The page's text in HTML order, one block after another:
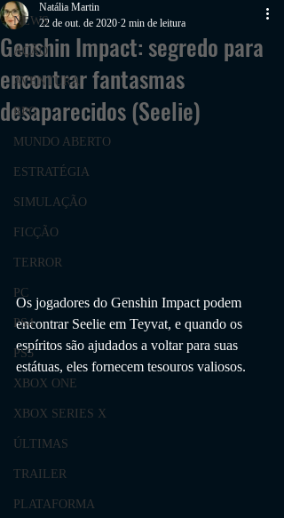
NEWS
AÇÃO
AVENTURA
RPG
MUNDO ABERTO
ESTRATÉGIA
SIMULAÇÃO
FICÇÃO
TERROR
PC
PS4
PS5
XBOX ONE
XBOX SERIES X
ÚLTIMAS
TRAILER
PLATAFORMA
Genshin Impact: segredo para
encontrar fantasmas
desaparecidos (Seelie)
Natália Martin
22 de out. de 2020 2 min de leitura
Os jogadores do Genshin Impact podem
encontrar Seelie em Teyvat, e quando os
espíritos são ajudados a voltar para suas
estátuas, eles fornecem tesouros valiosos.